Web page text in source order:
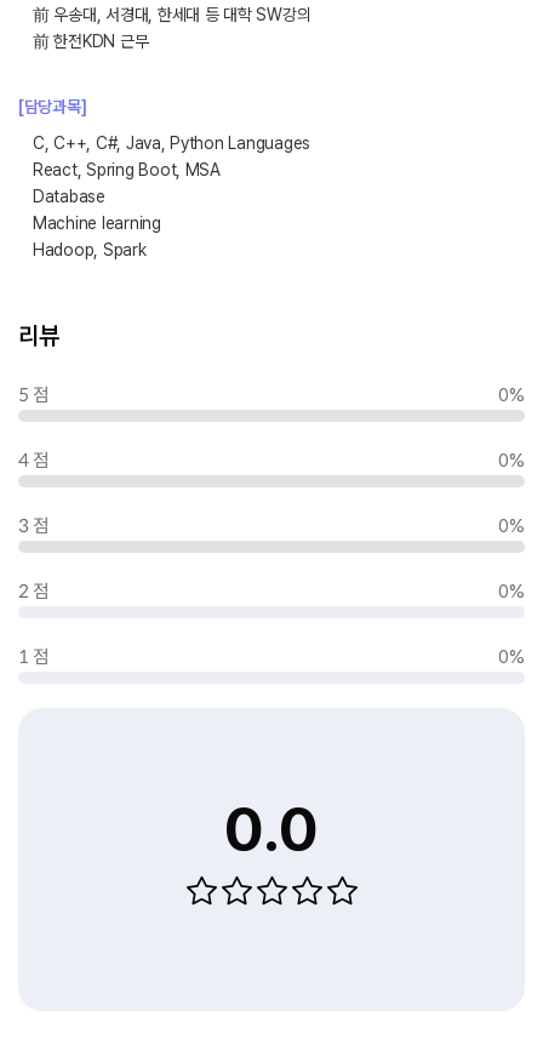
前 우송대, 서경대, 한세대 등 대학 SW강의
前 한전KDN 근무
[담당과목]
C, C++, C#, Java, Python Languages
React, Spring Boot, MSA
Database
Machine learning
Hadoop, Spark
리뷰
5 점 0%
4 점 0%
3 점 0%
2 점 0%
1 점 0%
0.0